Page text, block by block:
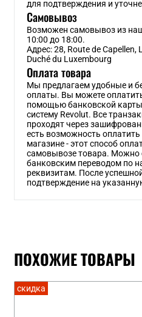
для подтверждения и
Самовывоз
Возможен самовывоз из
10:00 до 18:00.
Адрес: 28, Route de Capellen,
Duché du Luxembourg
Оплата товара
Мы предлагаем удобные и
оплаты. Вы можете
помощью банковской
систему Revolut. Все
проходят через
есть возможность
магазине - этот способ
самовывозе товара.
банковским переводом по
реквизитам. После
подтверждение на
ПОХОЖИЕ ТОВАРЫ
скидка